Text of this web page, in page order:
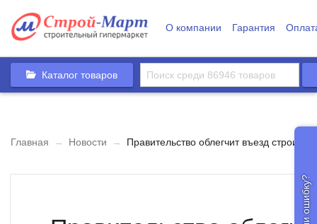
О компании Гарантия
Каталог товаров
Главная → Новости → Правительство облегчит въезд